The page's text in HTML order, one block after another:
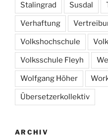
Stalingrad Susdal
Verhaftung
Volkshochschule
Volksschule Fleyh
Wolfgang Höher
Übersetzerkollektiv
ARCHIV